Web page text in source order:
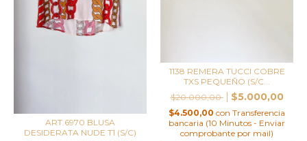
ART.6970 BLUSA
DESIDERATA NUDE T1 (S/C)
1138 REMERA TUCCI COBRE
TXS PEQUEÑO (S/C...
$20.000,00
$5.000,00
$4.500,00 con Transferencia
bancaria (10 Minutos - Enviar
comprobante por mail)